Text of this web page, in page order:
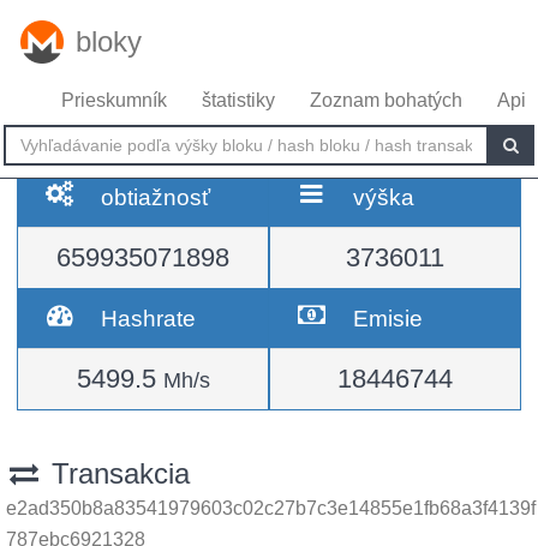
bloky
Prieskumník štatistiky Zoznam bohatých Api
obtiažnosť
659935071898
výška
3736011
Hashrate
5499.5 Mh/s
Emisie
18446744
Transakcia
e2ad350b8a83541979603c02c27b7c3e14855e1fb68a3f4139f
787ebc6921328